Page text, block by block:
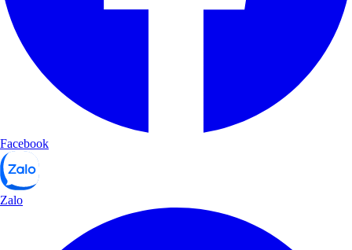
Facebook
Zalo